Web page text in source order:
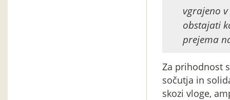
vgrajeno
obstajati
prejema
Za prihodnost
sočutja in
skozi vloge,